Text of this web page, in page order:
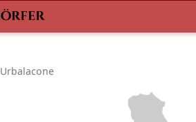
Urbalacone